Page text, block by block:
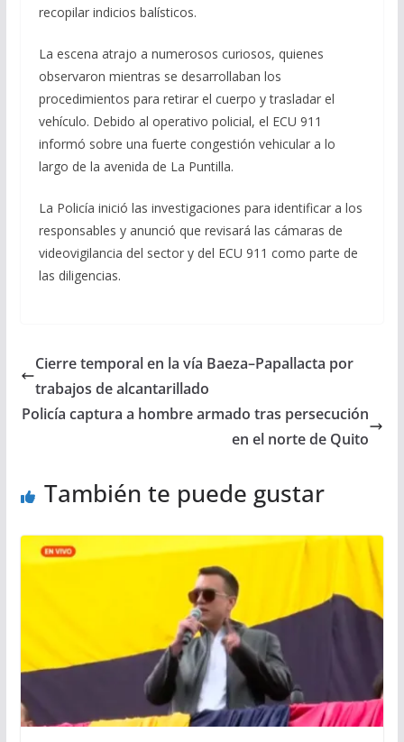
recopilar indicios balísticos.
La escena atrajo a numerosos curiosos, quienes
observaron mientras se desarrollaban los
procedimientos para retirar el cuerpo y trasladar el
vehículo. Debido al operativo policial, el ECU 911
informó sobre una fuerte congestión vehicular a lo
largo de la avenida de La Puntilla.
La Policía inició las investigaciones para identificar a los
responsables y anunció que revisará las cámaras de
videovigilancia del sector y del ECU 911 como parte de
las diligencias.
Cierre temporal en la vía Baeza–Papallacta por
trabajos de alcantarillado
Policía captura a hombre armado tras persecución
en el norte de Quito
También te puede gustar